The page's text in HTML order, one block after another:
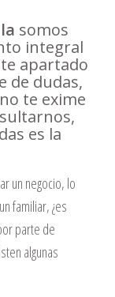
somos
integral
apartado
de dudas,
te exime
es la
un negocio, lo
familiar, ¿es
parte de
algunas